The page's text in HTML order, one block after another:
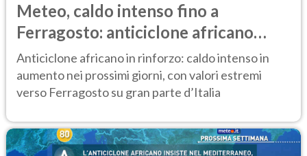
Meteo, caldo intenso fino a
Ferragosto: anticiclone africano
ancora protagonista
Anticiclone africano in rinforzo: caldo intenso in
aumento nei prossimi giorni, con valori estremi
verso Ferragosto su gran parte d’Italia